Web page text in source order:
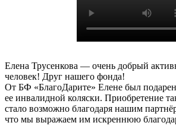
Елена Трусенкова — очень добрый
человек! Друг нашего фонда!
От БФ «БлагоДарите» Елене был
ее инвалидной коляски. Приобретение
стало возможно благодаря нашим
что мы выражаем им искреннюю